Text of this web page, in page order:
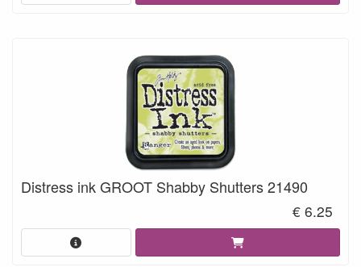
Distress ink GROOT Shabby Shutters 21490
€ 6.25